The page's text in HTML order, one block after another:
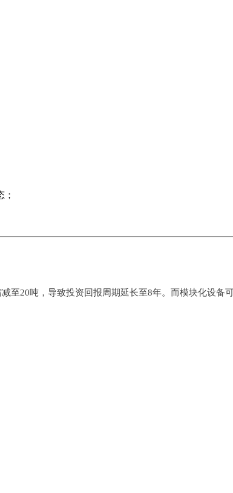
至20吨，导致投资回报周期延长至8年。而模块化设备